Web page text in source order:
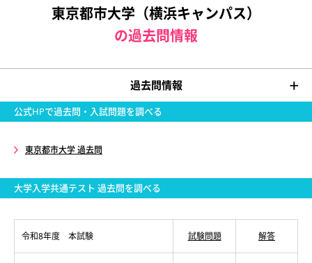
東京都市大学（横浜キャンパス）
の過去問情報
過去問情報
公式HPで過去問・入試問題を調べる
東京都市大学 過去問
大学入学共通テスト 過去問を調べる
令和8年度 本試験 試験問題 解答